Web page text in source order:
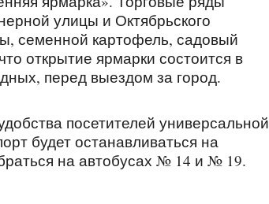
улицы и Октябрьского
семенной картофель, садовый
открытие ярмарки состоится в
перед выездом за город.
посетителей универсальной
будет останавливаться на
на автобусах № 14 и № 19.